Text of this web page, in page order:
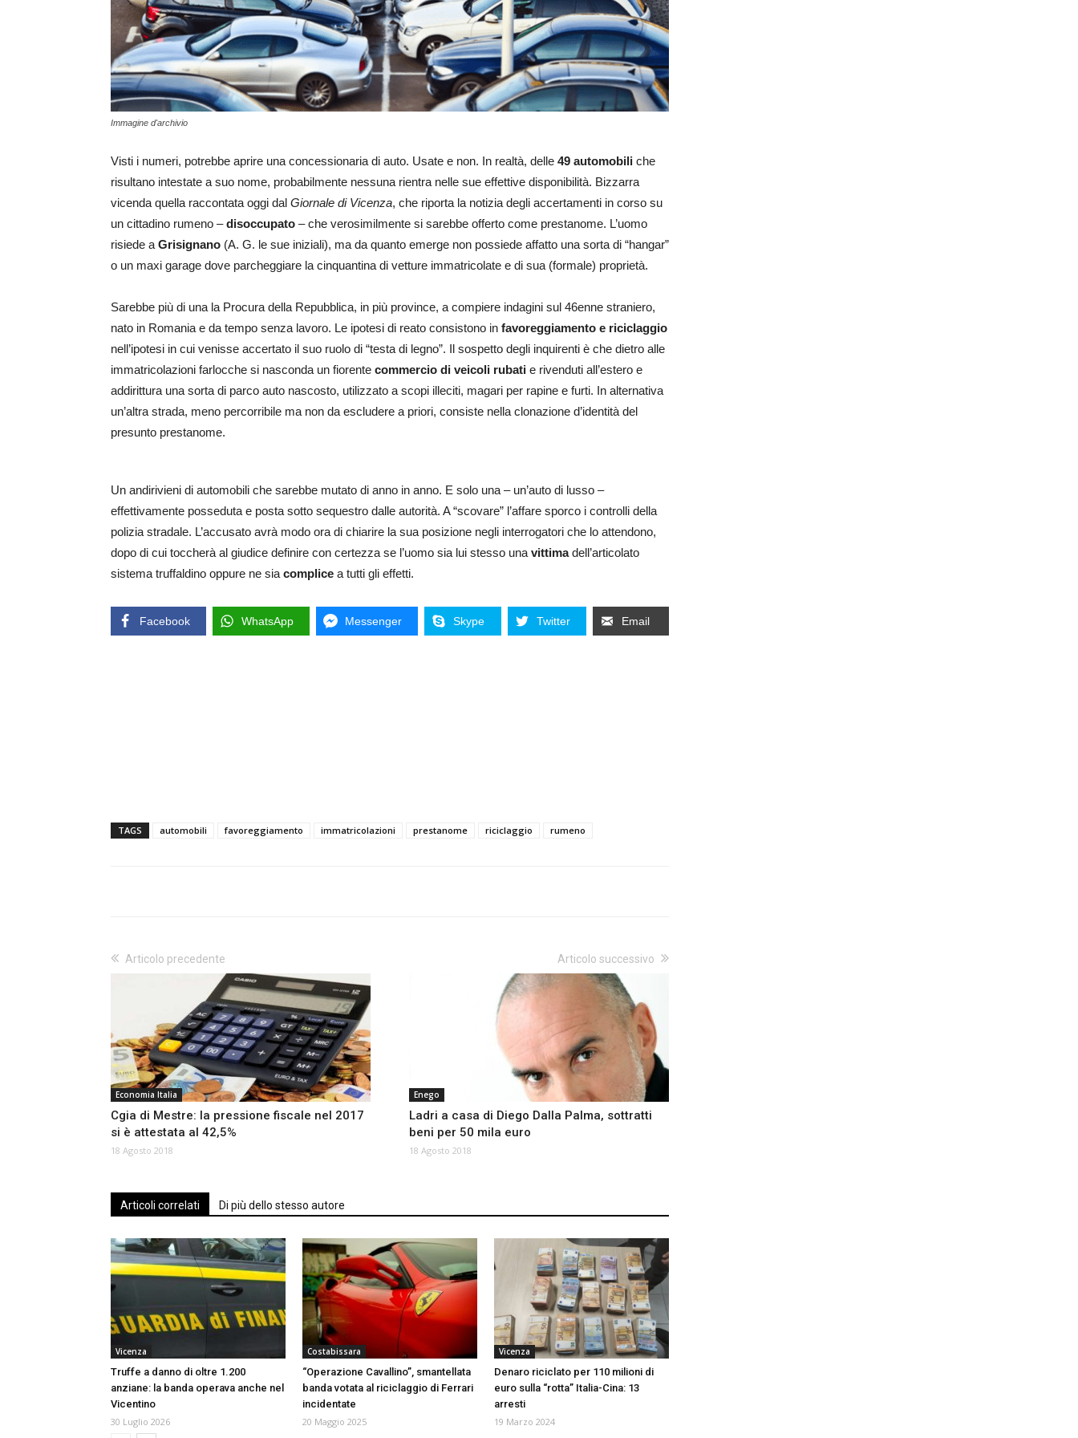
Immagine d'archivio
Visti i numeri, potrebbe aprire una concessionaria di auto. Usate e non. In realtà, delle 49 automobili che
risultano intestate a suo nome, probabilmente nessuna rientra nelle sue effettive disponibilità. Bizzarra
vicenda quella raccontata oggi dal Giornale di Vicenza, che riporta la notizia degli accertamenti in corso su
un cittadino rumeno –disoccupato – che verosimilmente si sarebbe offerto come prestanome. L’uomo
risiede a Grisignano (A. G. le sue iniziali), ma da quanto emerge non possiede affatto una sorta di “hangar”
o un maxi garage dove parcheggiare la cinquantina di vetture immatricolate e di sua (formale) proprietà.
Sarebbe più di una la Procura della Repubblica, in più province, a compiere indagini sul 46enne straniero,
nato in Romania e da tempo senza lavoro. Le ipotesi di reato consistono in favoreggiamento e riciclaggio
nell’ipotesi in cui venisse accertato il suo ruolo di “testa di legno”. Il sospetto degli inquirenti è che dietro alle
immatricolazioni farlocche si nasconda un fiorente commercio di veicoli rubati e rivenduti all’estero e
addirittura una sorta di parco auto nascosto, utilizzato a scopi illeciti, magari per rapine e furti. In alternativa
un’altra strada, meno percorribile ma non da escludere a priori, consiste nella clonazione d’identità del
presunto prestanome.
Un andirivieni di automobili che sarebbe mutato di anno in anno. E solo una – un’auto di lusso –
effettivamente posseduta e posta sotto sequestro dalle autorità. A “scovare” l’affare sporco i controlli della
polizia stradale. L’accusato avrà modo ora di chiarire la sua posizione negli interrogatori che lo attendono,
dopo di cui toccherà al giudice definire con certezza se l’uomo sia lui stesso una vittimadell’articolato
sistema truffaldino oppure ne sia complice a tutti gli effetti.
Facebook WhatsApp Messenger Skype Twitter Email
TAGS automobili favoreggiamento immatricolazioni prestanome riciclaggio rumeno
Articolo precedente
Economia Italia
Cgia di Mestre: la pressione fiscale nel 2017
si è attestata al 42,5%
18 Agosto 2018
Articolo successivo
Enego
Ladri a casa di Diego Dalla Palma, sottratti
beni per 50 mila euro
18 Agosto 2018
Articoli correlati Di più dello stesso autore
Vicenza
Truffe a danno di oltre 1.200
anziane: la banda operava anche nel
Vicentino
30 Luglio 2026
Costabissara
“Operazione Cavallino”, smantellata
banda votata al riciclaggio di Ferrari
incidentate
20 Maggio 2025
Vicenza
Denaro riciclato per 110 milioni di
euro sulla “rotta” Italia-Cina: 13
arresti
19 Marzo 2024